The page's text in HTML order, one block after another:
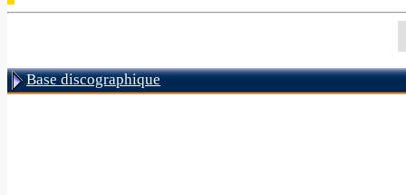
Base discographique